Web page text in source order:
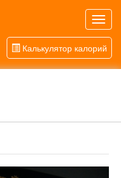
Калькулятор калорий